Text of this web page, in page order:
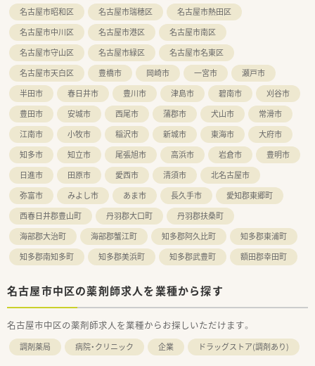
＼ 福利厚生・教育制度について ／
■福利厚生も充実しています。
各種社会保険完備、薬剤師賠償責任保険、財形貯蓄、従業員割
引購入制度、
慶弔見舞金、退職金制度、永年勤続表彰、限定社員制度、社宅制
度、その他厚生施設割引利用など
■研修制度も充実しています。
入社前教育/新入社員集合研修（1カ月間）/世話役制度による店
舗研修（5カ月間）/ 新入社員フォローアップ研修/
調剤薬剤師研修/接客マナー研修/各種通信教育/異文化交流研
修/
階層別教育/登録販売者・美容専門知識修得セミナーほか
＼ こんな会社です ／
■創業120年以上、長年地域の方々に愛されてきた企業です。
■現在は調剤薬局・ドラッグストア合わせて36店舗を運営して
います。
■名古屋市都心部の駅チカ立地を中心としたドミナント出店を
行っています。
■都市型在宅医療を積極的に推進しており他の薬局とは異なる
視点で地域貢献をしています。
名古屋市昭和区
名古屋市瑞穂区
名古屋市熱田区
名古屋市中川区
名古屋市港区
名古屋市南区
名古屋市守山区
名古屋市緑区
名古屋市名東区
名古屋市天白区
豊橋市 岡崎市 一宮市
瀬戸市
半田市
春日井市 豊川市 津島市 碧南市
刈谷市
豊田市
安城市 西尾市 蒲郡市 犬山市
常滑市
江南市
小牧市 稲沢市 新城市 東海市
大府市
知多市
知立市 尾張旭市 高浜市 岩倉市
豊明市
日進市
田原市 愛西市 清須市
北名古屋市
弥富市
みよし市 あま市 長久手市
愛知郡東郷町
西春日井郡豊山町
丹羽郡大口町
丹羽郡扶桑町
海部郡大治町
海部郡蟹江町 知多郡阿久比町
知多郡東浦町
知多郡南知多町
知多郡美浜町 知多郡武豊町 額田郡幸田町
名古屋市中区の薬剤師求人を業種から探す
名古屋市中区の薬剤師求人を業種からお探しいただけます。
調剤薬局 病院・クリニック 企業 ドラッグストア(調剤あり)